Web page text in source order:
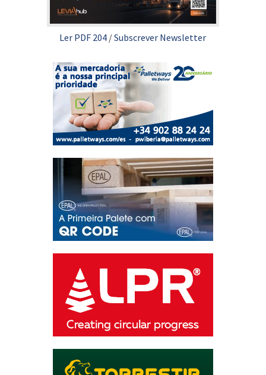
Ler PDF 204 /Subscrever Newsletter